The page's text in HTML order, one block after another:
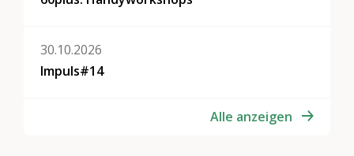
30.10.2026
Impuls#14
Alle anzeigen